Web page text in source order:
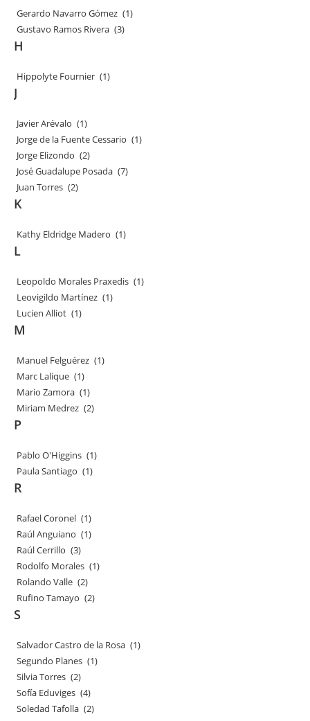
Gerardo Navarro Gómez (1)
Gustavo Ramos Rivera (3)
H
Hippolyte Fournier (1)
J
Javier Arévalo (1)
Jorge de la Fuente Cessario (1)
Jorge Elizondo (2)
José Guadalupe Posada (7)
Juan Torres (2)
K
Kathy Eldridge Madero (1)
L
Leopoldo Morales Praxedis (1)
Leovigildo Martínez (1)
Lucien Alliot (1)
M
Manuel Felguérez (1)
Marc Lalique (1)
Mario Zamora (1)
Miriam Medrez (2)
P
Pablo O'Higgins (1)
Paula Santiago (1)
R
Rafael Coronel (1)
Raúl Anguiano (1)
Raúl Cerrillo (3)
Rodolfo Morales (1)
Rolando Valle (2)
Rufino Tamayo (2)
S
Salvador Castro de la Rosa (1)
Segundo Planes (1)
Silvia Torres (2)
Sofía Eduviges (4)
Soledad Tafolla (2)